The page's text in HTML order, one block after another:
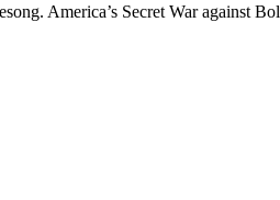
America’s Secret War against